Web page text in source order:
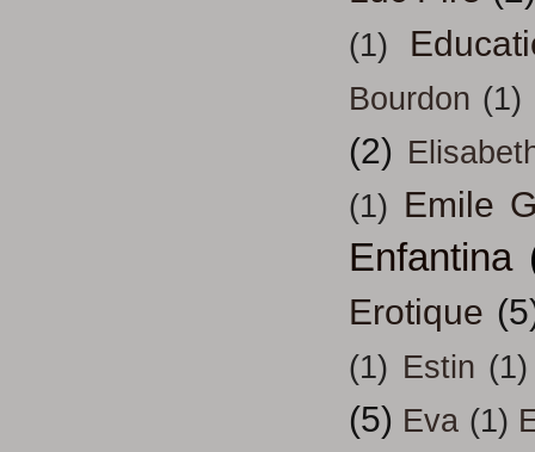
(1)
Bourdon (1)
(2)
(1) Emile
Enfantina
Erotique
(1) Estin (1)
(5) Eva (1)